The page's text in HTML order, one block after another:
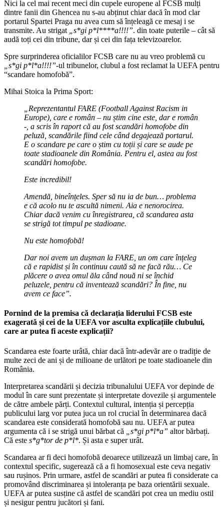
Nici la cel mai recent meci din cupele europene al FCSB mulți
dintre fanii din Ghencea nu s-au abținut chiar dacă în mod clar
portarul Spartei Praga nu avea cum să înțeleagă ce mesaj i se
transmite. Au strigat
„s*gi p*l****a!!!!”. din toate puterile – cât să
audă toți cei din tribune, dar și cei din fața televizoarelor.
Spre surprinderea oficialilor FCSB care nu au vreo problemă cu
„s*gi p*l*a!!!!”-ul tribunelor, clubul a fost reclamat la UEFA pentru
“scandare homofobă”.
Mihai Stoica la Prima Sport:
„Reprezentantul FARE (Football Against Racism in
Europe), care e român – nu știm cine este, dar e român
-, a scris în raport că au fost scandări homofobe din
peluză, scandările fiind cele când degajează portarul.
E o scandare pe care o știm cu toții și care se aude pe
toate stadioanele din România. Pentru el, astea au fost
scandări homofobe.
Este incredibil!
Amendă, bineînțeles. Sper să nu ia de bun… problema
e că acolo nu te ascultă nimeni. Aia e nenorocirea.
Chiar dacă venim cu înregistrarea, că scandarea asta
se strigă tot timpul pe stadioane.
Nu este homofobă!
Dar noi avem un dușman la FARE, un om care înțeleg
că e rapidist și în continuu caută să ne facă rău… Ce
plăcere o avea omul ăla când nouă ni se închid
peluzele, pentru că inventează scandări? În fine, nu
avem ce face”.
Pornind de la premisa că declarația liderului FCSB este
exagerată și cei de la UEFA vor asculta explicațiile clubului,
care ar putea fi aceste explicații?
Scandarea este foarte urâtă, chiar dacă într-adevăr are o tradiție de
multe zeci de ani și de milioane de urlători pe toate stadioanele din
România.
Interpretarea scandării și decizia tribunalului UEFA vor depinde de
modul în care sunt prezentate și interpretate dovezile și argumentele
de către ambele părți. Contextul cultural, intenția și percepția
publicului larg vor putea juca un rol crucial în determinarea dacă
scandarea este considerată homofobă sau nu. UEFA ar putea
argumenta că i se strigă unui bărbat că
„s*gi p*l*a” altor bărbați.
Că este s*g*tor de p*l*. Și asta e super urât.
Scandarea ar fi deci homofobă deoarece utilizează un limbaj care, în
contextul specific, sugerează că a fi homosexual este ceva negativ
sau rușinos. Prin urmare, astfel de scandări ar putea fi considerate ca
promovând discriminarea și intoleranța pe baza orientării sexuale.
UEFA ar putea susține că astfel de scandări pot crea un mediu ostil
și nesigur pentru jucători și fani.